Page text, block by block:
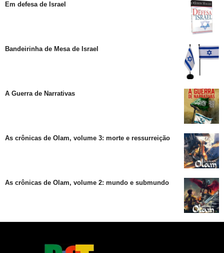
Em defesa de Israel
Bandeirinha de Mesa de Israel
A Guerra de Narrativas
As crônicas de Olam, volume 3: morte e ressurreição
As crônicas de Olam, volume 2: mundo e submundo